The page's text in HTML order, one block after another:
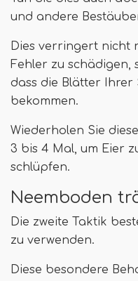
und andere
Dies verringert nicht
Fehler zu
dass die Blätter Ihrer
bekommen.
Wiederholen Sie
3 bis 4 Mal, um Eier
schlüpfen.
Neemboden
Die zweite Taktik
zu verwenden.
Diese besondere